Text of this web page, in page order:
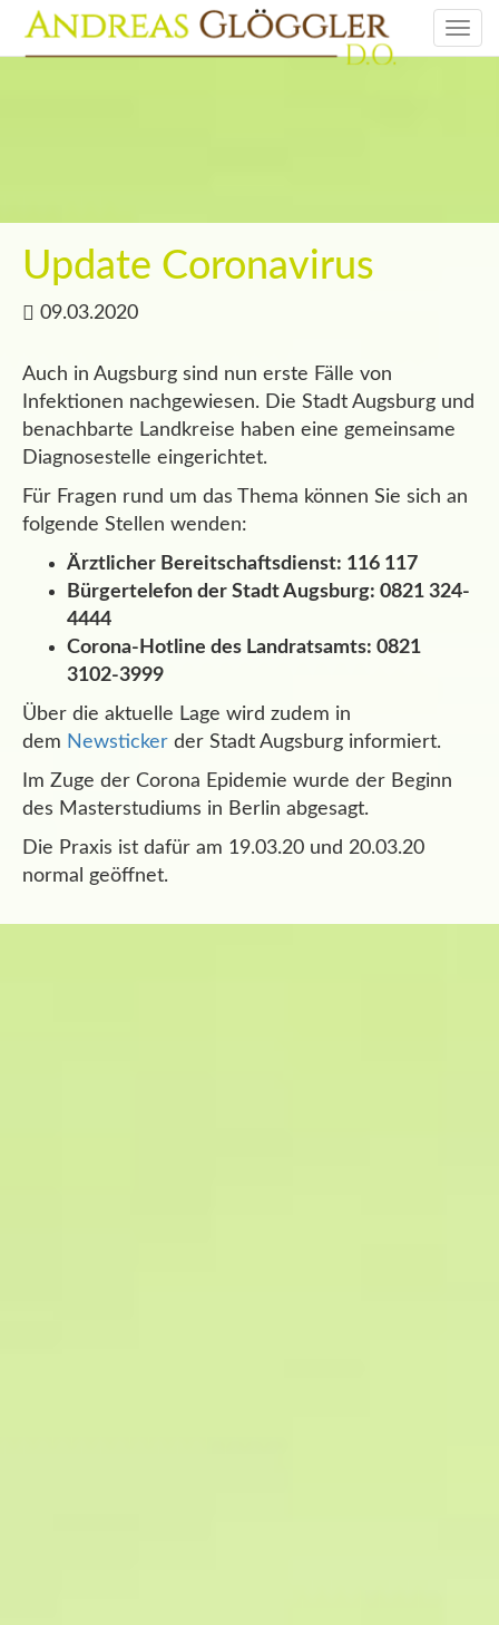
Update Coronavirus
09.03.2020
Auch in Augsburg sind nun erste Fälle von
Infektionen nachgewiesen. Die Stadt Augsburg und
benachbarte Landkreise haben eine gemeinsame
Diagnosestelle eingerichtet.
Für Fragen rund um das Thema können Sie sich an
folgende Stellen wenden:
Ärztlicher Bereitschaftsdienst: 116 117
Bürgertelefon der Stadt Augsburg: 0821 324-
4444
Corona-Hotline des Landratsamts: 0821
3102-3999
Über die aktuelle Lage wird zudem in
dem Newsticker der Stadt Augsburg informiert.
Im Zuge der Corona Epidemie wurde der Beginn
des Masterstudiums in Berlin abgesagt.
Die Praxis ist dafür am 19.03.20 und 20.03.20
normal geöffnet.